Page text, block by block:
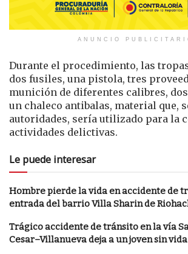
ANUNCIO
Durante el procedimiento, las
dos fusiles, una pistola, tres
munición de diferentes calibres,
un chaleco antibalas, material que,
autoridades, sería utilizado para la
actividades delictivas.
Le puede interesar
Hombre pierde la vida en accidente de
entrada del barrio Villa Sharin de
Trágico accidente de tránsito en la vía
Cesar–Villanueva deja a un joven sin vida